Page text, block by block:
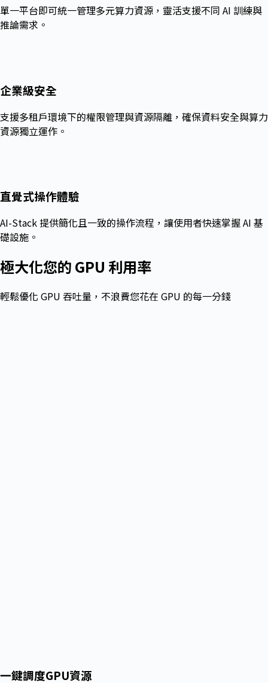
單一平台即可統一管理多元算力資源，靈活支援不同 AI 訓練與
推論需求。
企業級安全
支援多租戶環境下的權限管理與資源隔離，確保資料安全與算力
資源獨立運作。
直覺式操作體驗
AI-Stack 提供簡化且一致的操作流程，讓使用者快速掌握 AI 基
礎設施。
極大化您的 GPU 利用率​
輕鬆優化 GPU 吞吐量，不浪費您花在 GPU 的每一分錢
一鍵調度GPU資源